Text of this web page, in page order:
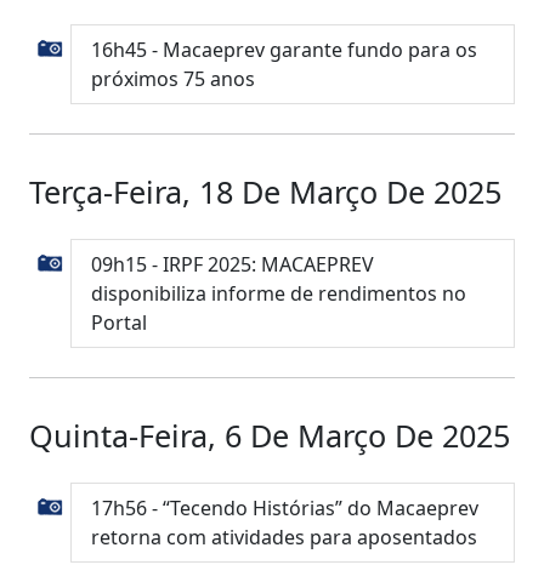
16h45 - Macaeprev garante fundo para os
próximos 75 anos
Terça-Feira, 18 De Março De 2025
09h15 - IRPF 2025: MACAEPREV
disponibiliza informe de rendimentos no
Portal
Quinta-Feira, 6 De Março De 2025
17h56 - “Tecendo Histórias” do Macaeprev
retorna com atividades para aposentados